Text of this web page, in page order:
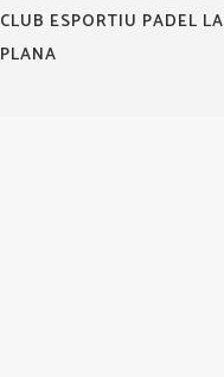
CLUB ESPORTIU PADEL LA
PLANA